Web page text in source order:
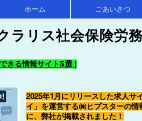
ラリス社会保険労
きる情報サイト5選 |
2025年1月にリリースした求人サ
イ」を運営する㈱ヒプスターの情
に、弊社が掲載されました！
ホーム ごあいさつ